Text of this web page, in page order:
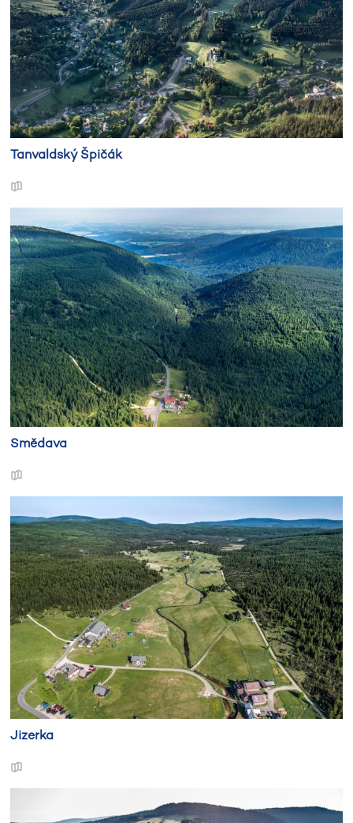
Tanvaldský Špičák
Smědava
Jizerka